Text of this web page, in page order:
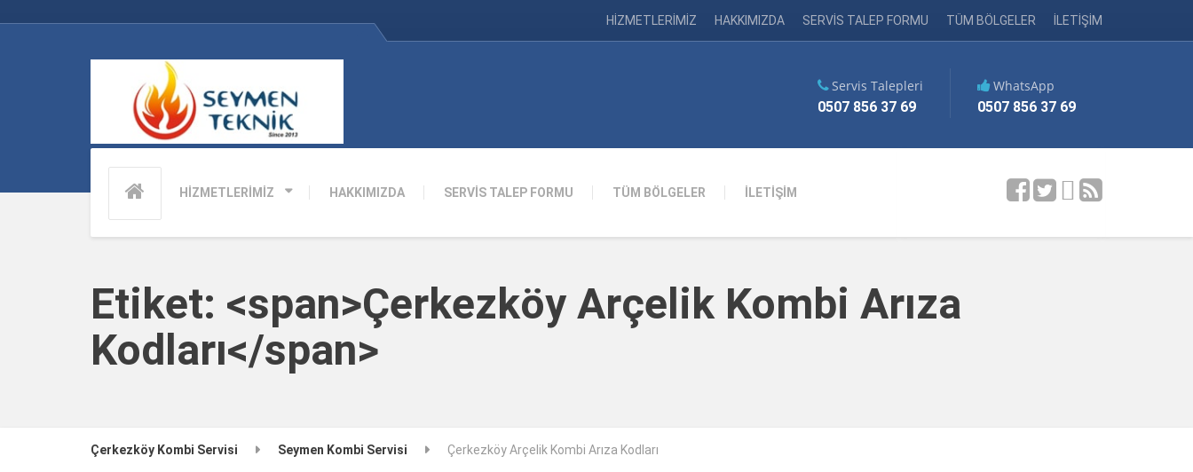
HİZMETLERİMİZ HAKKIMIZDA SERVİS TALEP FORMU TÜM BÖLGELER İLETİŞİM
HİZMETLERİMİZ HAKKIMIZDA SERVİS TALEP FORMU TÜM BÖLGELER İLETİŞİM
Servis Talepleri
0507 856 37 69
WhatsApp
0507 856 37 69
Etiket: <span>Çerkezköy Arçelik Kombi Arıza
Kodları</span>
Çerkezköy Kombi Servisi Seymen Kombi Servisi Çerkezköy Arçelik Kombi Arıza Kodları